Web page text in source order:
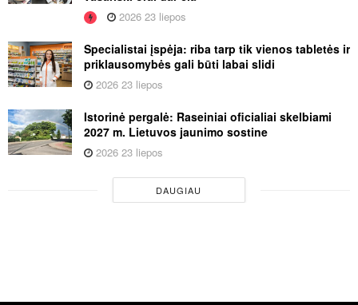
2026 23 liepos
Specialistai įspėja: riba tarp tik vienos tabletės ir
priklausomybės gali būti labai slidi
2026 23 liepos
Istorinė pergalė: Raseiniai oficialiai skelbiami
2027 m. Lietuvos jaunimo sostine
2026 23 liepos
DAUGIAU